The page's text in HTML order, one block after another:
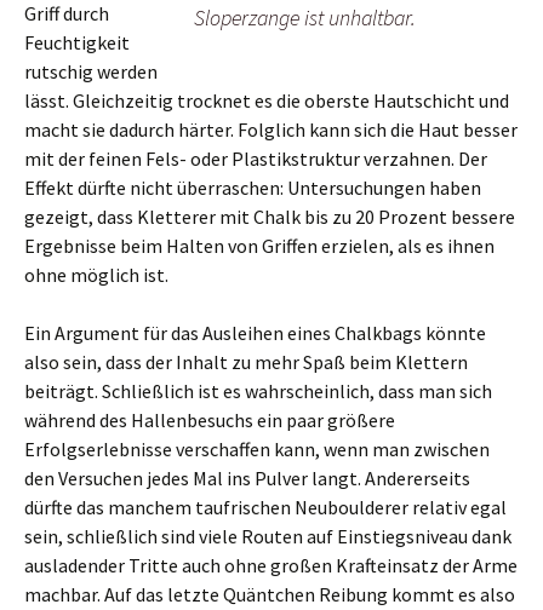
Sloperzange ist unhaltbar.
Griff durch
Feuchtigkeit
rutschig werden
lässt. Gleichzeitig trocknet es die oberste Hautschicht und
macht sie dadurch härter. Folglich kann sich die Haut besser
mit der feinen Fels- oder Plastikstruktur verzahnen. Der
Effekt dürfte nicht überraschen: Untersuchungen haben
gezeigt, dass Kletterer mit Chalk bis zu 20 Prozent bessere
Ergebnisse beim Halten von Griffen erzielen, als es ihnen
ohne möglich ist.
Ein Argument für das Ausleihen eines Chalkbags könnte
also sein, dass der Inhalt zu mehr Spaß beim Klettern
beiträgt. Schließlich ist es wahrscheinlich, dass man sich
während des Hallenbesuchs ein paar größere
Erfolgserlebnisse verschaffen kann, wenn man zwischen
den Versuchen jedes Mal ins Pulver langt. Andererseits
dürfte das manchem taufrischen Neuboulderer relativ egal
sein, schließlich sind viele Routen auf Einstiegsniveau dank
ausladender Tritte auch ohne großen Krafteinsatz der Arme
machbar. Auf das letzte Quäntchen Reibung kommt es also